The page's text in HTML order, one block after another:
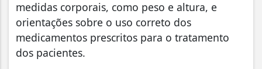
medidas corporais, como peso e altura, e
orientações sobre o uso correto dos
medicamentos prescritos para o tratamento
dos pacientes.